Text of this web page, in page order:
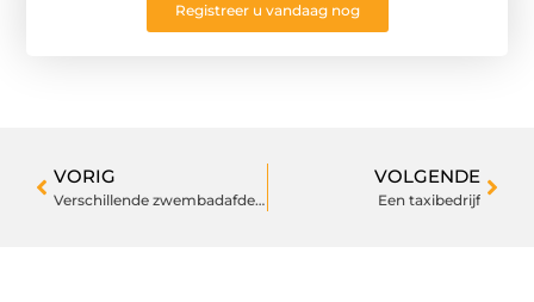
Registreer u vandaag nog
VORIG
Verschillende zwembadafdekkingen
VOLGENDE
Een taxibedrijf